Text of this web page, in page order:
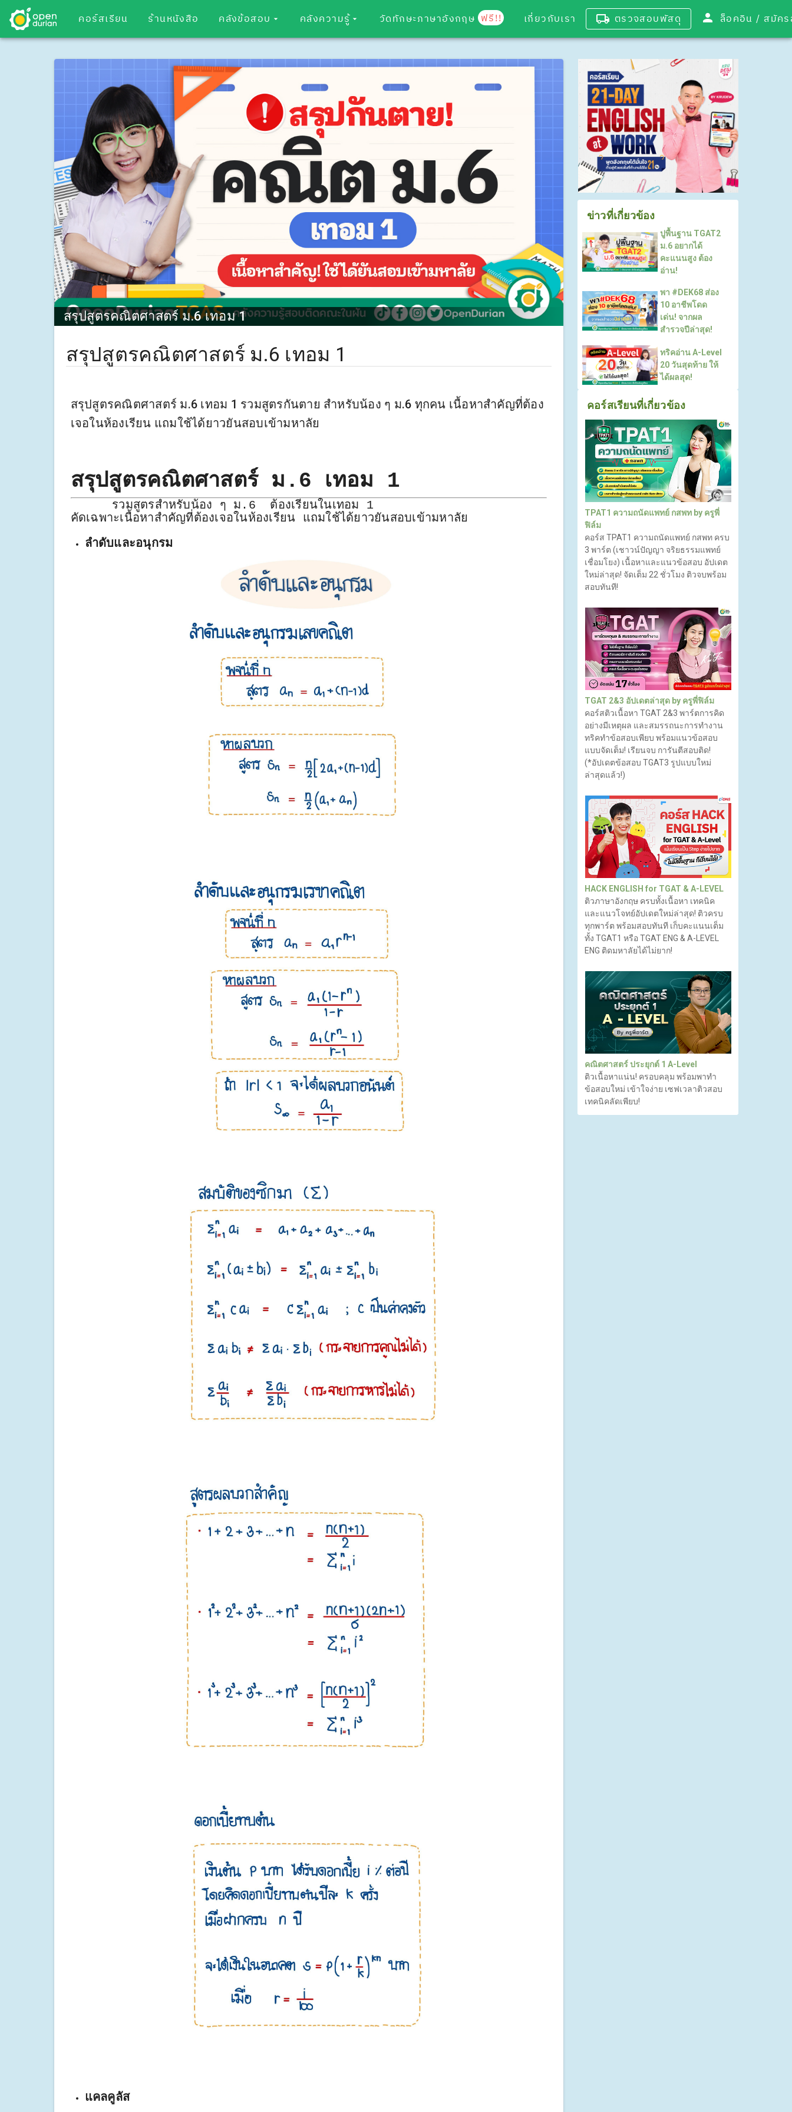
คอร์สเรียน ร้านหนังสือ คลังข้อสอบ คลังความรู้ วัดทักษะภาษาอังกฤษ ฟรี!! เกี่ยวกับเรา ตรวจสอบพัสดุ ล็อคอิน /
สรุปสูตรคณิตศาสตร์ ม.6 เทอม 1
สรุปสูตรคณิตศาสตร์ ม.6 เทอม 1
สรุปสูตรคณิตศาสตร์ ม.6 เทอม 1 รวมสูตรกันตาย สำหรับน้อง ๆ ม.6 ทุกคน เนื้อหาสำคัญที่ต้อง
เจอในห้องเรียน แถมใช้ได้ยาวยันสอบเข้ามหาลัย
สรุปสูตรคณิตศาสตร์ ม.6 เทอม 1
รวมสูตรสำหรับน้อง ๆ ม.6 ต้องเรียนในเทอม 1
คัดเฉพาะเนื้อหาสำคัญที่ต้องเจอในห้องเรียน แถมใช้ได้ยาวยันสอบเข้ามหาลัย
ลำดับและอนุกรม
แคลคูลัส
ข่าวที่เกี่ยวข้อง
ปูพื้นฐาน TGAT2
ม.6 อยากได้
คะแนนสูง ต้อง
อ่าน!
พา #DEK68 ส่อง
10 อาชีพโดด
เด่น! จากผล
สำรวจปีล่าสุด!
ทริคอ่าน A-Level
20 วันสุดท้าย ให้
ได้ผลสุด!
คอร์สเรียนที่เกี่ยวข้อง
TPAT1 ความถนัดแพทย์ กสพท by ครูพี่
ฟิล์ม
คอร์ส TPAT1 ความถนัดแพทย์ กสพท ครบ
3 พาร์ต (เชาวน์ปัญญา จริยธรรมแพทย์
เชื่อมโยง) เนื้อหาและแนวข้อสอบ อัปเดต
ใหม่ล่าสุด! จัดเต็ม 22 ชั่วโมง ติวจบพร้อม
สอบทันที!
TGAT 2&3 อัปเดตล่าสุด by ครูพี่ฟิล์ม
คอร์สติวเนื้อหา TGAT 2&3 พาร์ตการคิด
อย่างมีเหตุผล และสมรรถนะการทำงาน
ทริคทำข้อสอบเพียบ พร้อมแนวข้อสอบ
แบบจัดเต็ม! เรียนจบ การันตีสอบติด!
(*อัปเดตข้อสอบ TGAT3 รูปแบบใหม่
ล่าสุดแล้ว!)
HACK ENGLISH for TGAT & A-LEVEL
ติวภาษาอังกฤษ ครบทั้งเนื้อหา เทคนิค
และแนวโจทย์อัปเดตใหม่ล่าสุด! ติวครบ
ทุกพาร์ต พร้อมสอบทันที เก็บคะแนนเต็ม
ทั้ง TGAT1 หรือ TGAT ENG & A-LEVEL
ENG ติดมหาลัยได้ไม่ยาก!
คณิตศาสตร์ ประยุกต์ 1 A-Level
ติวเนื้อหาแน่น! ครอบคลุม พร้อมพาทำ
ข้อสอบใหม่ เข้าใจง่าย เซฟเวลาติวสอบ
เทคนิคลัดเพียบ!